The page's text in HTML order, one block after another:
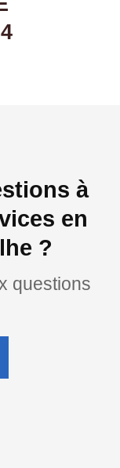
à
en
?
questions